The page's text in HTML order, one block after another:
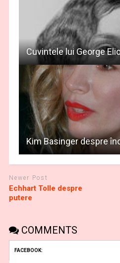
Cuvintele lui George
Kim Basinger despre
Newer Post
Echhart Tolle despre
putere
COMMENTS
FACEBOOK: